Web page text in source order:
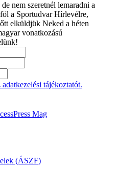
nem szeretnél lemaradni a
a Sportudvar Hírlevélre,
elküldjük Neked a héten
vonatkozású
tájékoztatót.
Mag
(ÁSZF)